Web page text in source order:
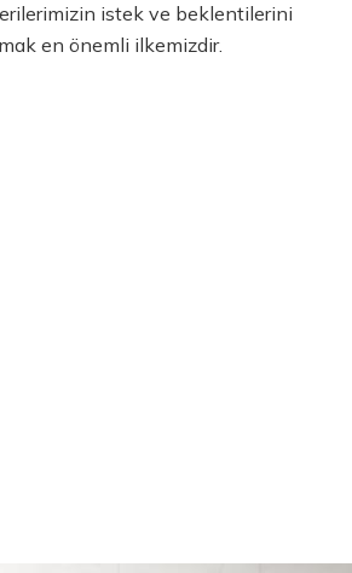
istek ve beklentilerini
en önemli ilkemizdir.